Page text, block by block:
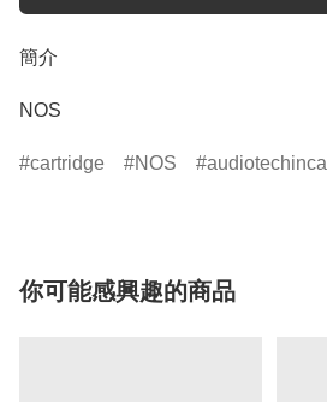
簡介
NOS
cartridge NOS audiotechinca
你可能感興趣的商品